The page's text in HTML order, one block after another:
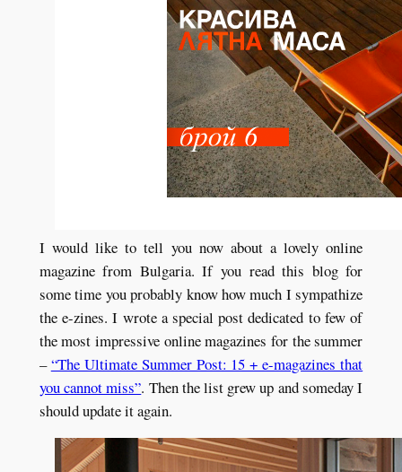
I would like to tell you now about a lovely online
magazine from Bulgaria. If you read this blog for
some time you probably know how much I sympathize
the e-zines. I wrote a special post dedicated to few of
the most impressive online magazines for the summer
–“The Ultimate Summer Post: 15 + e-magazines that
you cannot miss”. Then the list grew up and someday I
should update it again.